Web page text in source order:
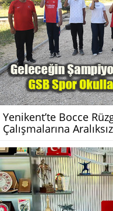
Yenikent’te Bocce
Çalışmalarına